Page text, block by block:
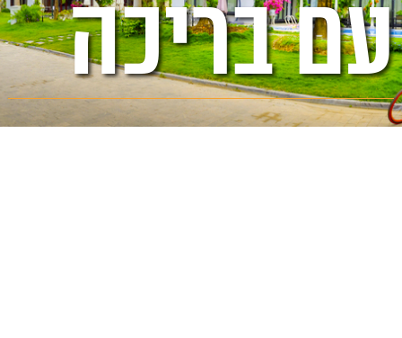
מסלולים בסביבה
מסעדות בסביבה
קברי צדיקים בסביבה
מגזין המושב
פרסום באור הגנוז על המפה
אודות אור הגנוז על המפה
עם בריכה